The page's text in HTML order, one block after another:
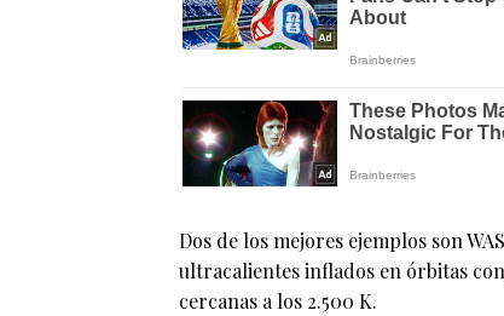
Dos de los mejores ejemplos son
ultracalientes inflados en órbitas
cercanas a los 2.500 K.